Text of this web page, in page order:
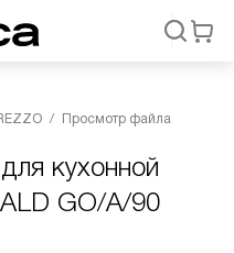
Просмотр файла
кухонной
GO/A/90